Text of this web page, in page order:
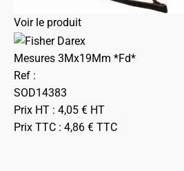
Voir le produit
Mesures 3Mx19Mm *Fd*
Ref :
SOD14383
Prix HT : 4,05 € HT
Prix TTC : 4,86 € TTC